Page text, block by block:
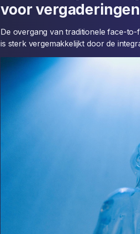
voor
De overgang van traditionele face-
is sterk vergemakkelijkt door de